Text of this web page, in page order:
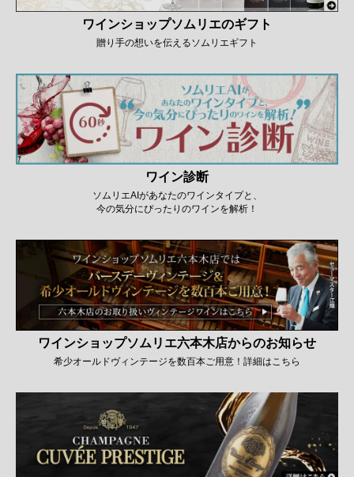
ワインショップソムリエのギフト
贈り手の想いを伝えるソムリエギフト
ワイン診断
ソムリエAIがあなたのワインタイプと、
今の気分にぴったりのワインを解析！
ワインショップソムリエ六本木店からのお知らせ
希少オールドヴィンテージを数百本ご用意！詳細はこちら